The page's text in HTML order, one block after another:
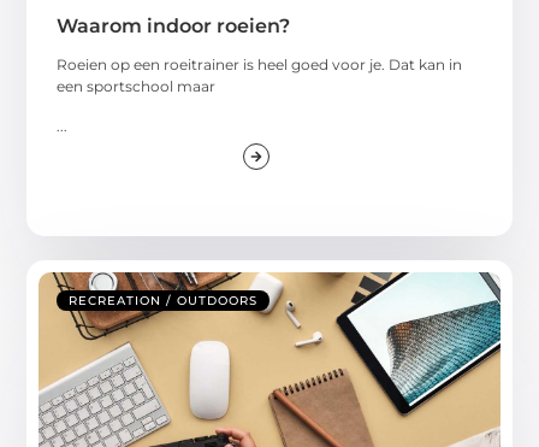
Waarom indoor roeien?
Roeien op een roeitrainer is heel goed voor je. Dat kan in
een sportschool maar
RECREATION / OUTDOORS